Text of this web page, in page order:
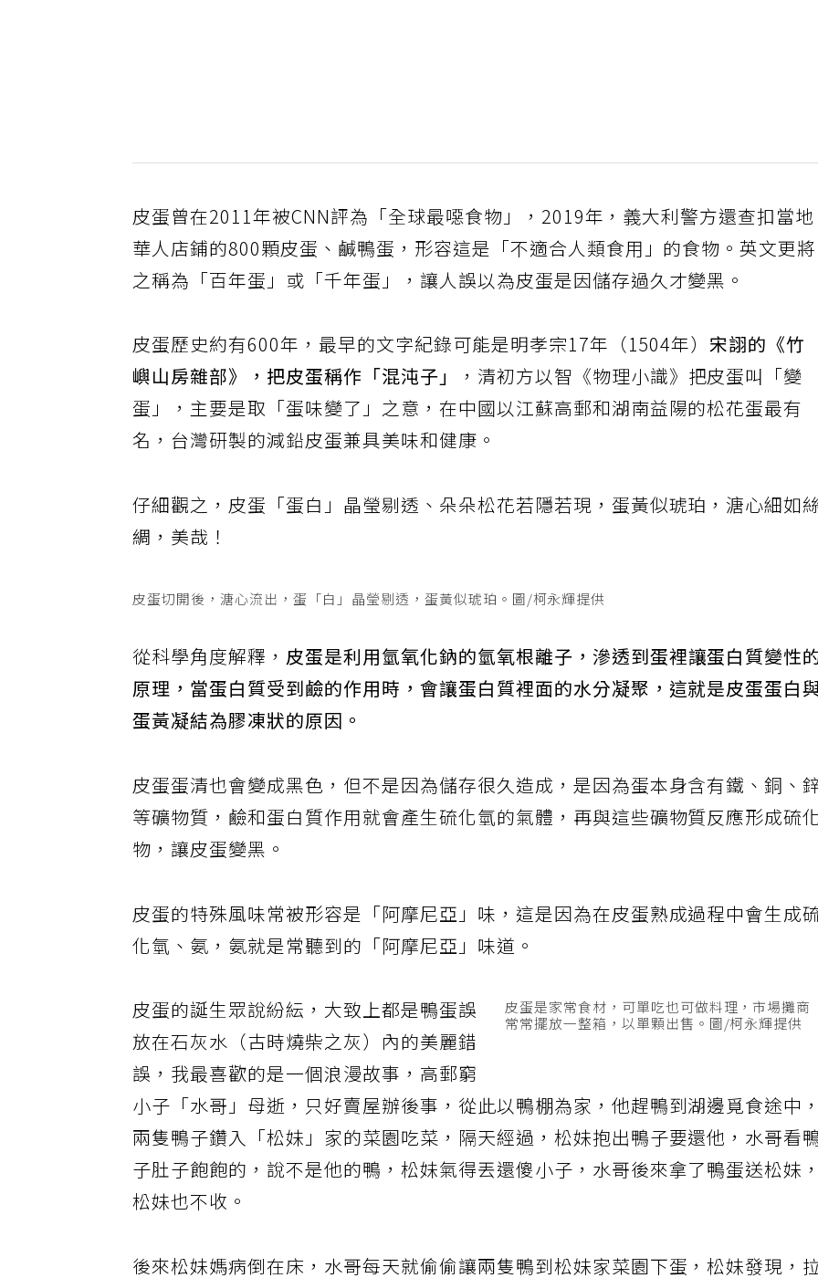
皮蛋曾在2011年被CNN評為「全球最噁食物」，2019年，義大利警方還查扣當地
華人店鋪的800顆皮蛋、鹹鴨蛋，形容這是「不適合人類食用」的食物。英文更將
之稱為「百年蛋」或「千年蛋」，讓人誤以為皮蛋是因儲存過久才變黑。
皮蛋歷史約有600年，最早的文字紀錄可能是明孝宗17年（1504年）宋詡的《竹
嶼山房雜部》，把皮蛋稱作「混沌子」
，清初方以智《物理小識》把皮蛋叫「變
蛋」，主要是取「蛋味變了」之意，在中國以江蘇高郵和湖南益陽的松花蛋最有
名，台灣研製的減鉛皮蛋兼具美味和健康。
仔細觀之，皮蛋「蛋白」晶瑩剔透、朵朵松花若隱若現，蛋黃似琥珀，溏心細如
綢，美哉！
皮蛋切開後，溏心流出，蛋「白」晶瑩剔透，蛋黃似琥珀。圖/柯永輝提供
從科學角度解釋，皮蛋是利用氫氧化鈉的氫氧根離子，滲透到蛋裡讓蛋白質變性
原理，當蛋白質受到鹼的作用時，會讓蛋白質裡面的水分凝聚，這就是皮蛋蛋白
蛋黃凝結為膠凍狀的原因。
皮蛋蛋清也會變成黑色，但不是因為儲存很久造成，是因為蛋本身含有鐵、銅、鋅
等礦物質，鹼和蛋白質作用就會產生硫化氫的氣體，再與這些礦物質反應形成硫化
物，讓皮蛋變黑。
皮蛋的特殊風味常被形容是「阿摩尼亞」味，這是因為在皮蛋熟成過程中會生成
化氫、氨，氨就是常聽到的「阿摩尼亞」味道。
皮蛋是家常食材，可單吃也可做料理，市場攤商
皮蛋的誕生眾說紛紜，大致上都是鴨蛋誤
放在石灰水（古時燒柴之灰）內的美麗錯
誤，我最喜歡的是一個浪漫故事，高郵窮
小子「水哥」母逝，只好賣屋辦後事，從此以鴨棚為家，他趕鴨到湖邊覓食途中，
兩隻鴨子鑽入「松妹」家的菜園吃菜，隔天經過，松妹抱出鴨子要還他，水哥看
子肚子飽飽的，說不是他的鴨，松妹氣得丟還傻小子，水哥後來拿了鴨蛋送松妹，
松妹也不收。